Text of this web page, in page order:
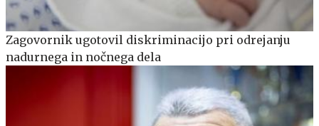
Zagovornik ugotovil diskriminacijo pri odrejanju
nadurnega in nočnega dela